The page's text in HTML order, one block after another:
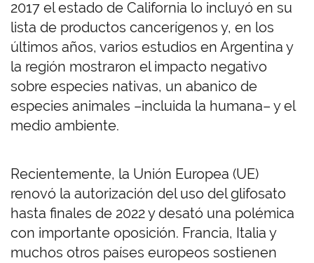
2017 el estado de California lo incluyó en su
lista de productos cancerígenos y, en los
últimos años, varios estudios en Argentina y
la región mostraron el impacto negativo
sobre especies nativas, un abanico de
especies animales –incluida la humana– y el
medio ambiente.
Recientemente, la Unión Europea (UE)
renovó la autorización del uso del glifosato
hasta finales de 2022 y desató una polémica
con importante oposición. Francia, Italia y
muchos otros países europeos sostienen